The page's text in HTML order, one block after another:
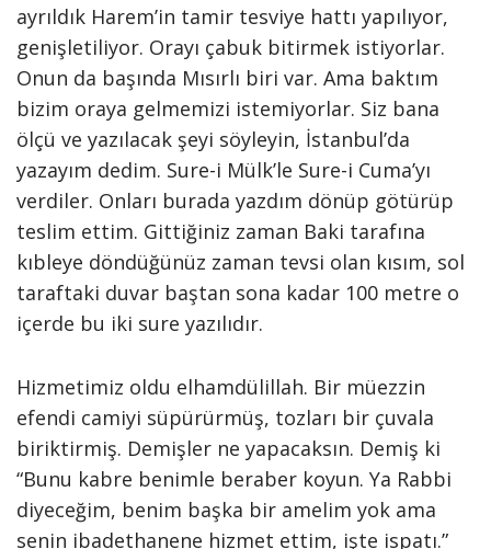
ayrıldık Harem’in tamir tesviye hattı yapılıyor,
genişletiliyor. Orayı çabuk bitirmek istiyorlar.
Onun da başında Mısırlı biri var. Ama baktım
bizim oraya gelmemizi istemiyorlar. Siz bana
ölçü ve yazılacak şeyi söyleyin, İstanbul’da
yazayım dedim. Sure-i Mülk’le Sure-i Cuma’yı
verdiler. Onları burada yazdım dönüp götürüp
teslim ettim. Gittiğiniz zaman Baki tarafına
kıbleye döndüğünüz zaman tevsi olan kısım, sol
taraftaki duvar baştan sona kadar 100 metre o
içerde bu iki sure yazılıdır.
Hizmetimiz oldu elhamdülillah. Bir müezzin
efendi camiyi süpürürmüş, tozları bir çuvala
biriktirmiş. Demişler ne yapacaksın. Demiş ki
“Bunu kabre benimle beraber koyun. Ya Rabbi
diyeceğim, benim başka bir amelim yok ama
senin ibadethanene hizmet ettim, işte ispatı.”